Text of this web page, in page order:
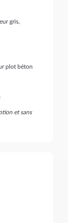
gris,
plot béton
et sans